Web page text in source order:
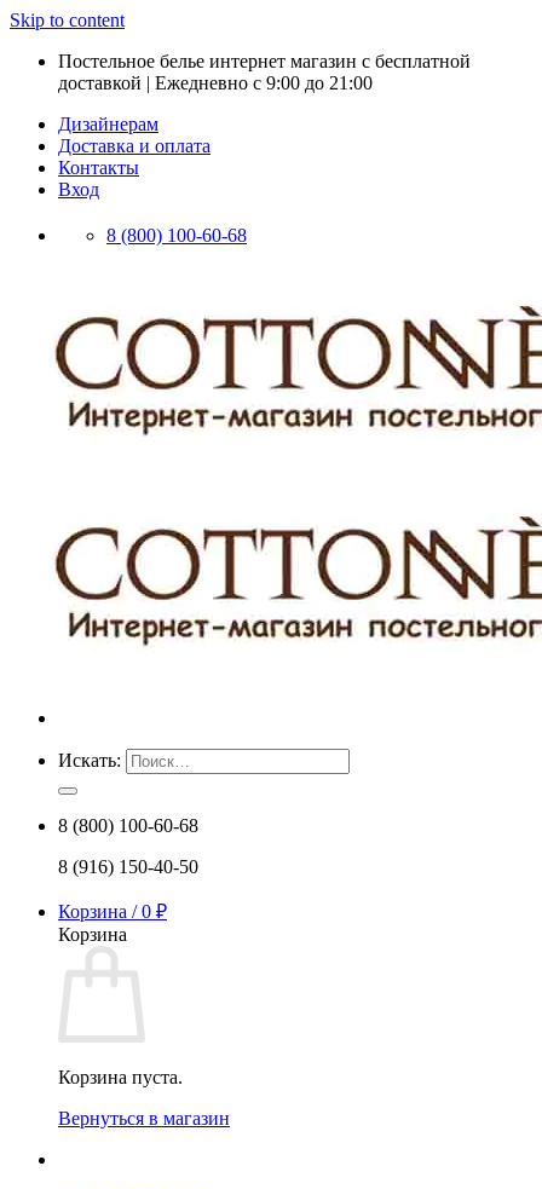
Skip to content
Постельное белье интернет магазин с бесплатной
доставкой | Ежедневно с 9:00 до 21:00
Дизайнерам
Доставка и оплата
Контакты
Вход
8 (800) 100-60-68
Искать:
8 (800) 100-60-68
8 (916) 150-40-50
Корзина /0 ₽
Корзина
Корзина пуста.
Вернуться в магазин